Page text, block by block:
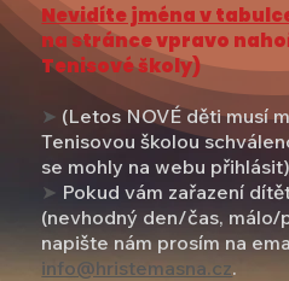
Nevidíte jména v
na stránce vpravo
Tenisové školy)
➤ (Letos NOVÉ děti musí
Tenisovou školou
se mohly na webu
➤ Pokud vám zařazení
(nevhodný den/čas, málo/
napište nám prosím na
info@hristemasna.cz.